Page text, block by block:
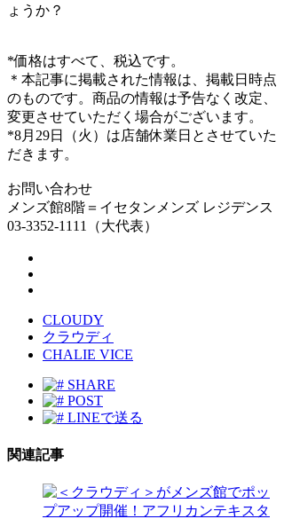
ょうか？
*価格はすべて、税込です。
＊本記事に掲載された情報は、掲載日時点
のものです。商品の情報は予告なく改定、
変更させていただく場合がございます。
*8月29日（火）は店舗休業日とさせていた
だきます。
お問い合わせ
メンズ館8階＝イセタンメンズ レジデンス
03-3352-1111（大代表）
CLOUDY
クラウディ
CHALIE VICE
SHARE
POST
LINEで送る
関連記事